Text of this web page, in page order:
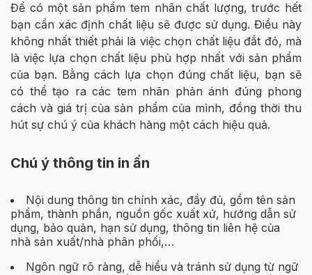
Để có một sản phẩm tem nhãn chất lượng, trước hết
bạn cần xác định chất liệu sẽ được sử dụng. Điều này
không nhất thiết phải là việc chọn chất liệu đắt đỏ, mà
là việc lựa chọn chất liệu phù hợp nhất với sản phẩm
của bạn. Bằng cách lựa chọn đúng chất liệu, bạn sẽ
có thể tạo ra các tem nhãn phản ánh đúng phong
cách và giá trị của sản phẩm của mình, đồng thời thu
hút sự chú ý của khách hàng một cách hiệu quả.
Chú ý thông tin in ấn
Nội dung thông tin chính xác, đầy đủ, gồm tên sản
phẩm, thành phần, nguồn gốc xuất xứ, hướng dẫn sử
dụng, bảo quản, hạn sử dụng, thông tin liên hệ của
nhà sản xuất/nhà phân phối,…
Ngôn ngữ rõ ràng, dễ hiểu và tránh sử dụng từ ngữ